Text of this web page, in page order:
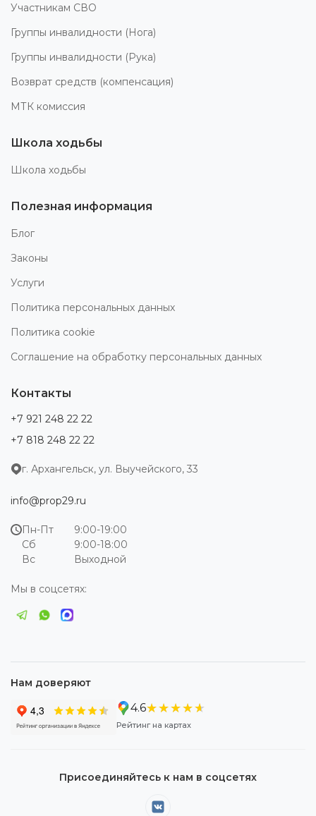
Участникам СВО
Группы инвалидности (Нога)
Группы инвалидности (Рука)
Возврат средств (компенсация)
МТК комиссия
Школа ходьбы
Школа ходьбы
Полезная информация
Блог
Законы
Услуги
Политика персональных данных
Политика cookie
Соглашение на обработку персональных данных
Контакты
+7 921 248 22 22
+7 818 248 22 22
г. Архангельск, ул. Выучейского, 33
info@prop29.ru
Пн-Пт
9:00-19:00
Сб
9:00-18:00
Вс
Выходной
Мы в соцсетях:
Нам доверяют
4.6★★★★★
★★★★★
Рейтинг на картах
Присоединяйтесь к нам в соцсетях